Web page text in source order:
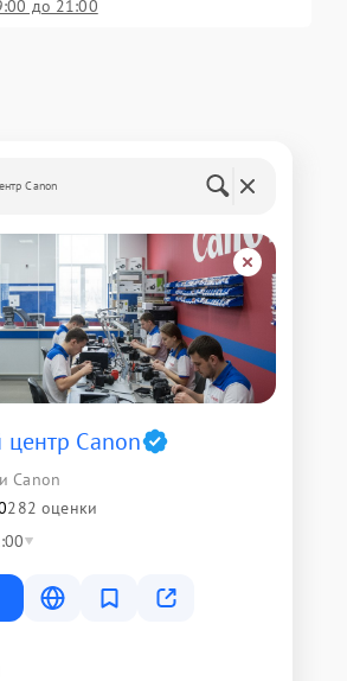
до 21:00
Canon
Canon
Canon
282 оценки